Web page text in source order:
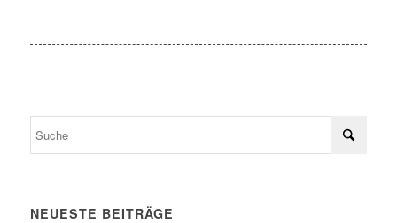
NEUESTE BEITRÄGE